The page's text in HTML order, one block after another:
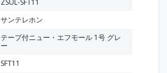
サンテレホン
テープ付ニュー・エフモール 1号 グレ
ー
SFT11